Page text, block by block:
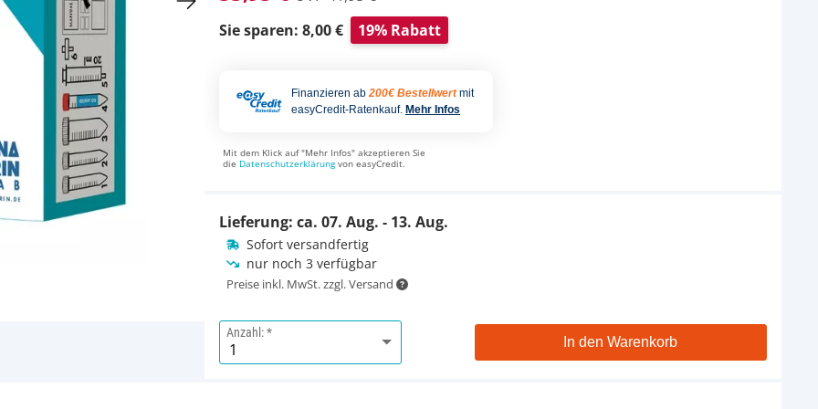
Sie sparen: 8,00 €
19% Rabatt
Finanzieren ab 200€ Bestellwert mit
easyCredit-Ratenkauf. Mehr Infos
Mit dem Klick auf "Mehr Infos" akzeptieren Sie
die Datenschutzerklärungvon easyCredit.
Lieferung: ca. 07. Aug. - 13. Aug.
Sofort versandfertig
nur noch 3 verfügbar
Preise inkl. MwSt. zzgl. Versand
Anzahl:
In den Warenkorb